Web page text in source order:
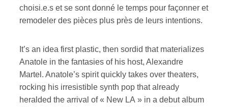
choisi.e.s et se sont donné le temps pour façonner et
remodeler des pièces plus près de leurs intentions.
It’s an idea first plastic, then sordid that materializes
Anatole in the fantasies of his host, Alexandre
Martel. Anatole’s spirit quickly takes over theaters,
rocking his irresistible synth pop that already
heralded the arrival of « New LA » in a debut album